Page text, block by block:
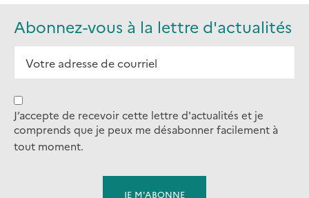
Abonnez-vous à la lettre d'actualités
J’accepte de recevoir cette lettre d'actualités et je
comprends que je peux me désabonner facilement à
tout moment.